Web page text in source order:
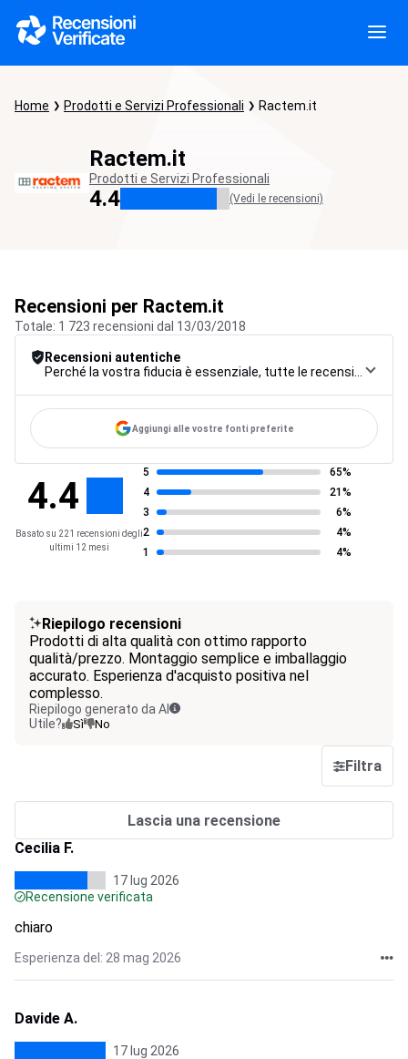
Home Prodotti e Servizi Professionali Ractem.it
Ractem.it
Prodotti e Servizi Professionali
4.4 (Vedi le recensioni)
Recensioni per Ractem.it
Totale: 1 723 recensioni dal 13/03/2018
Recensioni autentiche
Aggiungi alle vostre fonti preferite
4.4
Basato su 221 recensioni degli
ultimi 12 mesi
5
65%
4
21%
3
6%
2
4%
1
4%
Riepilogo recensioni
Prodotti di alta qualità con ottimo rapporto
qualità/prezzo. Montaggio semplice e imballaggio
accurato. Esperienza d'acquisto positiva nel
complesso.
Riepilogo generato da AI
Utile?
Sì No
Filtra
Lascia una recensione
Cecilia F.
17 lug 2026
Recensione verificata
chiaro
Esperienza del: 28 mag 2026
Davide A.
17 lug 2026